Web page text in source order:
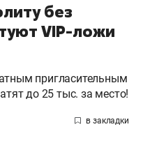
без
VIP-ложи
пригласительным
до 25 тыс. за место!